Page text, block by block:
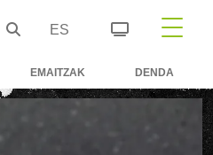
ES
EMAITZAK DENDA